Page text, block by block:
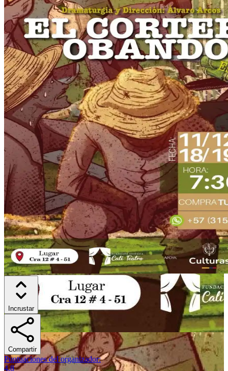
Incrustar
Compartir
Puntuaciones del organizador:
4.8